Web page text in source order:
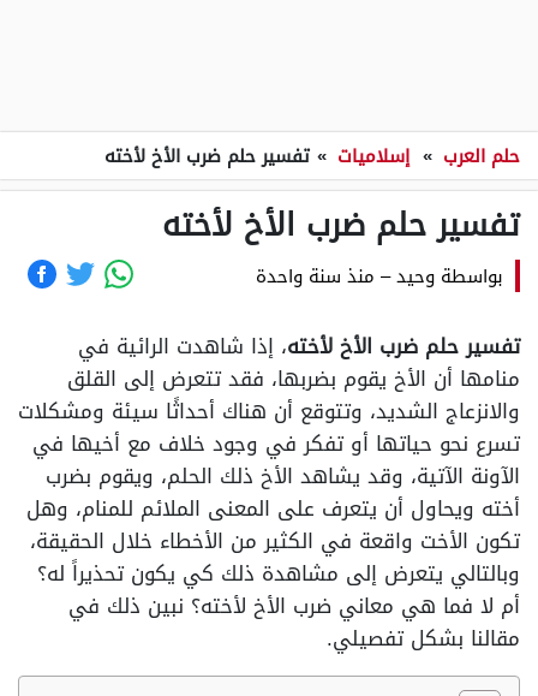
حلم العرب » إسلاميات » تفسير حلم ضرب الأخ لأخته
تفسير حلم ضرب الأخ لأخته
بواسطة وحيد– منذ سنة واحدة
تفسير حلم ضرب الأخ لأخته، إذا شاهدت الرائية في
منامها أن الأخ يقوم بضربها، فقد تتعرض إلى القلق
والانزعاج الشديد، وتتوقع أن هناك أحداثًا سيئة ومشكلات
تسرع نحو حياتها أو تفكر في وجود خلاف مع أخيها في
الآونة الآتية، وقد يشاهد الأخ ذلك الحلم، ويقوم بضرب
أخته ويحاول أن يتعرف على المعنى الملائم للمنام، وهل
تكون الأخت واقعة في الكثير من الأخطاء خلال الحقيقة،
وبالتالي يتعرض إلى مشاهدة ذلك كي يكون تحذيراً له؟
أم لا فما هي معاني ضرب الأخ لأخته؟ نبين ذلك في
مقالنا بشكل تفصيلي.